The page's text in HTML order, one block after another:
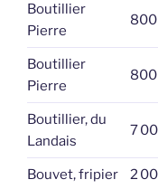
Boutillier
Pierre
800
Boutillier
Pierre
800
Boutillier, du
Landais
7
Bouvet, fripier 2